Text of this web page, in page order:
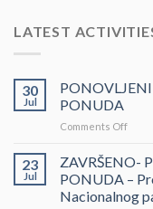
LATEST
30
Jul
PONUDA
Comments Offon
ZA
23
Jul
ZAVRŠENO-
PONUDA –
Nacionalnog